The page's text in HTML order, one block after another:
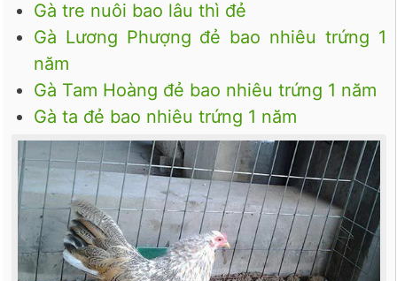
Gà tre nuôi bao lâu thì đẻ
Gà Lương Phượng đẻ bao nhiêu trứng 1
năm
Gà Tam Hoàng đẻ bao nhiêu trứng 1 năm
Gà ta đẻ bao nhiêu trứng 1 năm